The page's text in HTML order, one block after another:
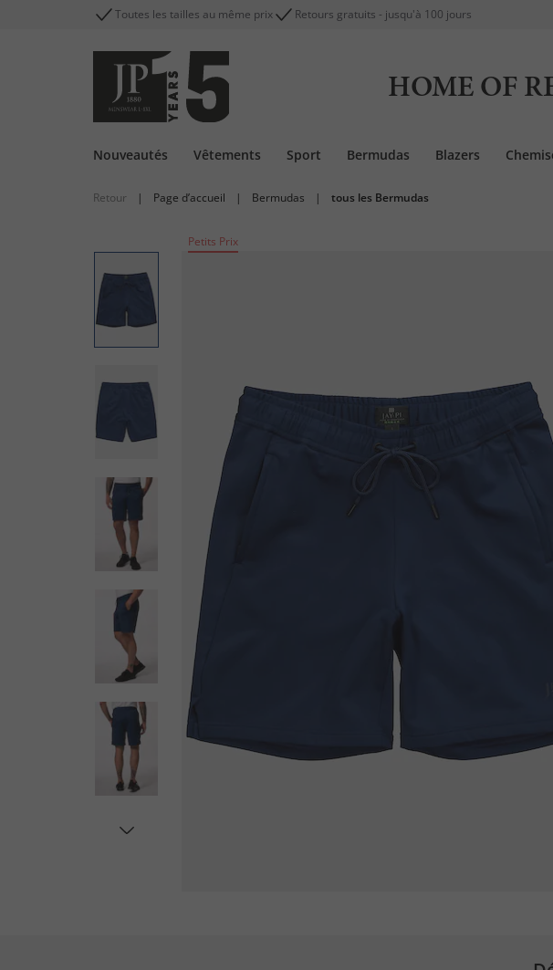
Toutes les tailles au même prix Retours gratuits - jusqu'à 100 jours
HOME OF
Nouveautés Vêtements Sport Bermudas Blazers
Retour | Page d’accueil | Bermudas | tous les Bermudas
Petits Prix